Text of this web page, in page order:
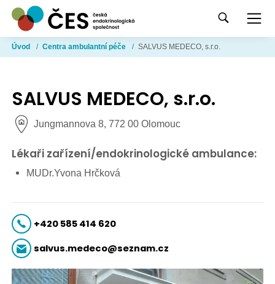
Úvod / Centra ambulantní péče / SALVUS MEDECO, s.r.o.
SALVUS MEDECO, s.r.o.
Jungmannova 8, 772 00 Olomouc
Lékaři zařízení/endokrinologické ambulance:
MUDr.Yvona Hrčková
+420 585 414 620
salvus.medeco@seznam.cz